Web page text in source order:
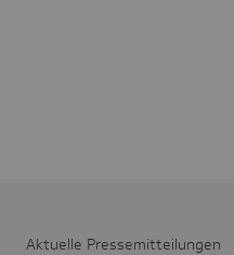
Aktu­elle Pres­se­mit­tei­lungen